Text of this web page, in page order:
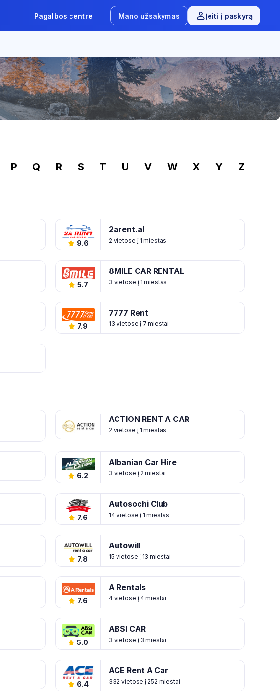
Pagalbos centre Mano užsakymas Įeiti į paskyrą
P Q R S T U V W X Y Z
9.6
2arent.al
2 vietose į 1 miestas
5.7
8MILE CAR RENTAL
3 vietose į 1 miestas
7.9
7777 Rent
13 vietose į 7 miestai
ACTION RENT A CAR
2 vietose į 1 miestas
6.2
Albanian Car Hire
3 vietose į 2 miestai
7.6
Autosochi Club
14 vietose į 1 miestas
7.8
Autowill
15 vietose į 13 miestai
7.6
A Rentals
4 vietose į 4 miestai
5.0
ABSI CAR
3 vietose į 3 miestai
6.4
ACE Rent A Car
332 vietose į 252 miestai